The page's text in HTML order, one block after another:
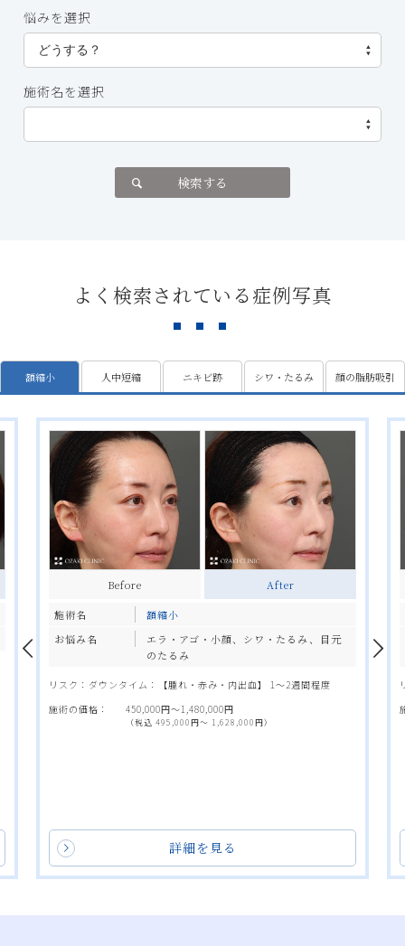
悩みを選択
施術名を選択
検索する
よく検索されている症例写真
額縮小 人中短縮 ニキビ跡 シワ・たるみ 顔の脂肪吸引
Before After
施術名
額縮小
お悩み名
エラ・アゴ・小顔、シワ・たるみ、目元
のたるみ
リスク：ダウンタイム：【腫れ・赤み・内出血】 1～2週間程度
施術の価格：
450,000円〜1,480,000円
（税込 495,000円〜 1,628,000円）
詳細を見る
Before After
施術名
人中短縮（リップリフト）
お悩み名
唇・口元の整形
間程度
施術の価格：
150,000円〜250,000円
（税込 165,000円〜 275,000円）
詳細を見る
Before After
施術名
ジュべルック
お悩み名
シワ・たるみ、ニキビ跡
タイム：【ダーマペン・水光注射】軽い点状出血が出る場合がある
週間程度でおさまる。
詳細を見る
Before After
施術名
ジャルプロスーパーハイドロ
お悩み名
シワ・たるみ
疹】1日～3日程度で自然に消失します。／【内出血】出現した場合
60,000円〜162,000円
詳細を見る
Before After
施術名
顔の脂肪吸引
お悩み名
エラ・アゴ・小顔、シワ・たるみ
施術の価格：
90,000円〜650,000円
（税込 99,000円〜 715,000円）
詳細を見る